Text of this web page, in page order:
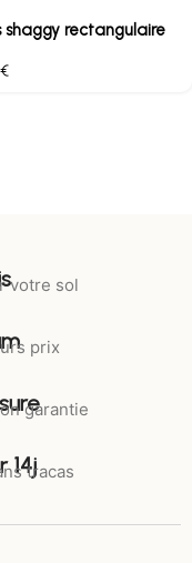
shaggy rectangulaire
€
votre sol
prix
garantie
14jtracas